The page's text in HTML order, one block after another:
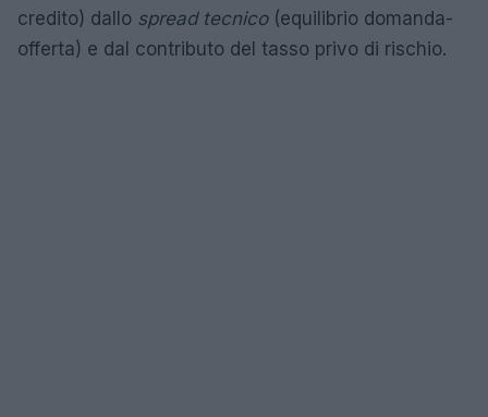
credito) dallo spread tecnico(equilibrio domanda-
offerta) e dal contributo del tasso privo di rischio.